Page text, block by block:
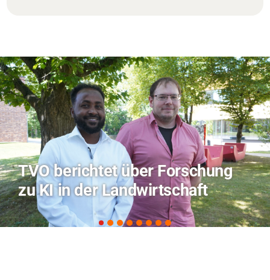
Hitze-Aktionstag: Hochschule
Coburg im Radio Bamberg